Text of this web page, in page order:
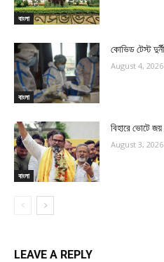
বাংলা
বাংলা
কোভিড টেস্ট
August 4, 2026
বাংলা
বিহারে ভোটে
August 3, 2026
LEAVE A REPLY